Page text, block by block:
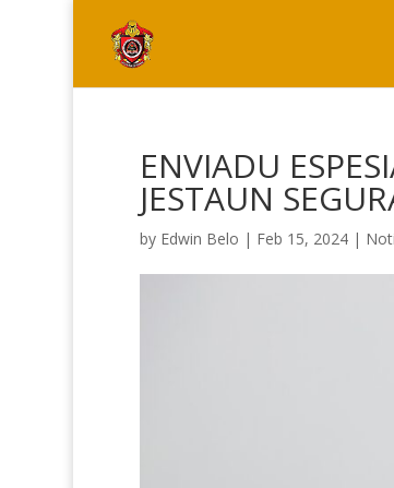
ENVIADU
JESTAUN
by Edwin Belo | Feb 15, 2024|